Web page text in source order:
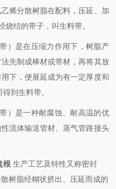
烯分散树脂在配料，压延、加
烧结的带子，叫生料带。
）是在压缩力作用下，树脂产
先制成棒材或带材，再将其放
下，便展延成为有一定厚度和
到生料带。
）是一种耐腐蚀、耐高温的优
流体输送管材、蒸气管路接头
根 生产工艺及特性又称密封
树脂经糊状挤出、压延而成的